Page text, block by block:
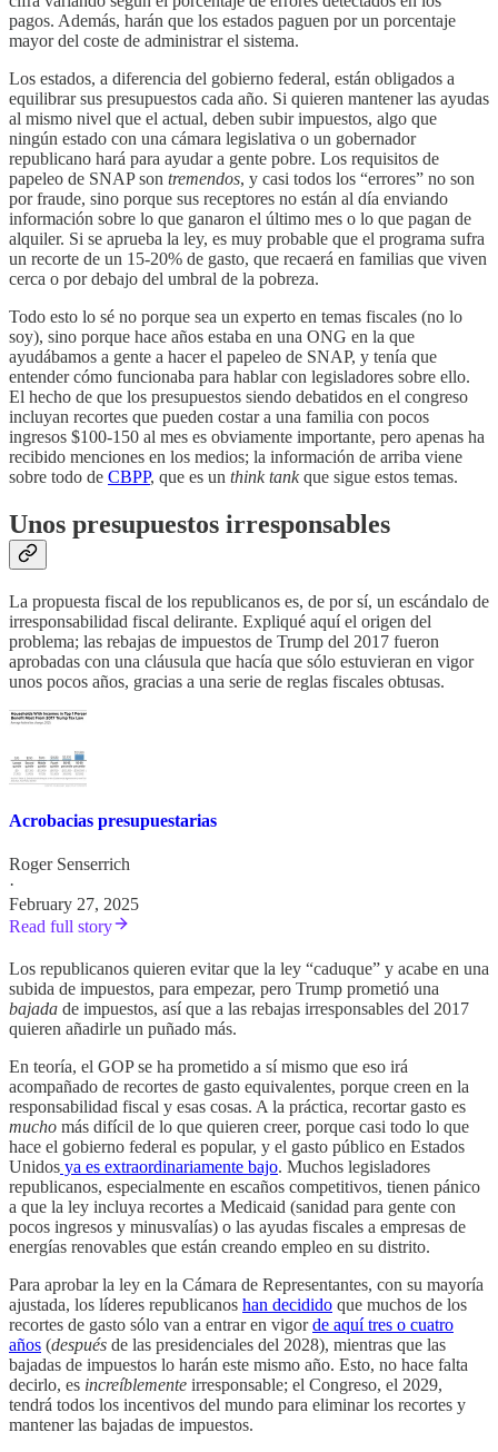
pagos. Además, harán que los estados paguen por un porcentaje
mayor del coste de administrar el sistema.
Los estados, a diferencia del gobierno federal, están obligados a
equilibrar sus presupuestos cada año. Si quieren mantener las ayudas
al mismo nivel que el actual, deben subir impuestos, algo que
ningún estado con una cámara legislativa o un gobernador
republicano hará para ayudar a gente pobre. Los requisitos de
papeleo de SNAP son tremendos, y casi todos los “errores” no son
por fraude, sino porque sus receptores no están al día enviando
información sobre lo que ganaron el último mes o lo que pagan de
alquiler. Si se aprueba la ley, es muy probable que el programa sufra
un recorte de un 15-20% de gasto, que recaerá en familias que viven
cerca o por debajo del umbral de la pobreza.
Todo esto lo sé no porque sea un experto en temas fiscales (no lo
soy), sino porque hace años estaba en una ONG en la que
ayudábamos a gente a hacer el papeleo de SNAP, y tenía que
entender cómo funcionaba para hablar con legisladores sobre ello.
El hecho de que los presupuestos siendo debatidos en el congreso
incluyan recortes que pueden costar a una familia con pocos
ingresos $100-150 al mes es obviamente importante, pero apenas ha
recibido menciones en los medios; la información de arriba viene
sobre todo de CBPP, que es un think tankque sigue estos temas.
Unos presupuestos irresponsables
La propuesta fiscal de los republicanos es, de por sí, un escándalo de
irresponsabilidad fiscal delirante. Expliqué aquí el origen del
problema; las rebajas de impuestos de Trump del 2017 fueron
aprobadas con una cláusula que hacía que sólo estuvieran en vigor
unos pocos años, gracias a una serie de reglas fiscales obtusas.
Acrobacias presupuestarias
Roger Senserrich
·
February 27, 2025
Read full story
Los republicanos quieren evitar que la ley “caduque” y acabe en una
subida de impuestos, para empezar, pero Trump prometió una
bajada de impuestos, así que a las rebajas irresponsables del 2017
quieren añadirle un puñado más.
En teoría, el GOP se ha prometido a sí mismo que eso irá
acompañado de recortes de gasto equivalentes, porque creen en la
responsabilidad fiscal y esas cosas. A la práctica, recortar gasto es
mucho más difícil de lo que quieren creer, porque casi todo lo que
hace el gobierno federal es popular, y el gasto público en Estados
Unidos ya es extraordinariamente bajo. Muchos legisladores
republicanos, especialmente en escaños competitivos, tienen pánico
a que la ley incluya recortes a Medicaid (sanidad para gente con
pocos ingresos y minusvalías) o las ayudas fiscales a empresas de
energías renovables que están creando empleo en su distrito.
Para aprobar la ley en la Cámara de Representantes, con su mayoría
ajustada, los líderes republicanos han decidido que muchos de los
recortes de gasto sólo van a entrar en vigorde aquí tres o cuatro
años (después de las presidenciales del 2028), mientras que las
bajadas de impuestos lo harán este mismo año. Esto, no hace falta
decirlo, es increíblemente irresponsable; el Congreso, el 2029,
tendrá todos los incentivos del mundo para eliminar los recortes y
mantener las bajadas de impuestos.